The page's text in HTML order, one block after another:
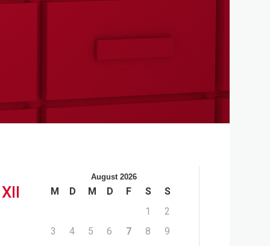
August 2026
M D M D F S
S
1
2
3
4 5 6 7 8
9